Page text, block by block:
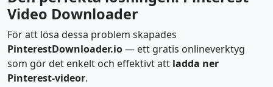
Video Downloader
För att lösa dessa problem skapades
PinterestDownloader.io— ett gratis onlineverktyg
som gör det enkelt och effektivt att ladda ner
Pinterest-videor.